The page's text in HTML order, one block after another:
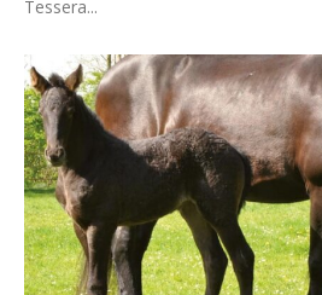
Tessera...